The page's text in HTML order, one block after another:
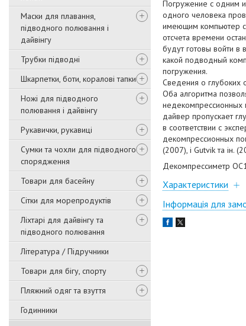
Маски для плавання,
підводного полювання і
дайвінгу
Трубки підводні
Шкарпетки, боти, коралові тапки
Ножі для підводного
полювання і дайвінгу
Рукавички, рукавиці
Сумки та чохли для підводного
спорядження
Товари для басейну
Сітки для морепродуктів
Ліхтарі для дайвінгу та
підводного полювання
Література / Підручники
Товари для бігу, спорту
Пляжний одяг та взуття
Годинники
Погружение с одним
одного человека
имеющим компьютер
отсчета времени
будут готовы войти
какой подводный
погружения.
Сведения о глубоких
Оба алгоритма
недекомпрессионных
дайвер пропускает
в соответствии с
декомпрессионных
(2007), і Gutvik та ін.
Декомпрессиметр
Характеристики
Інформація для